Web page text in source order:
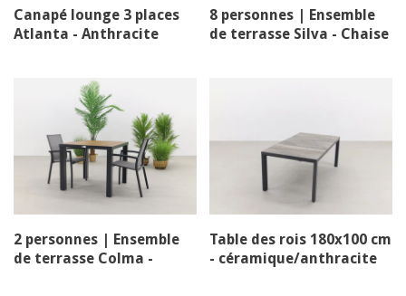
Canapé lounge 3 places
Atlanta - Anthracite
8 personnes | Ensemble
de terrasse Silva - Chaise
2 personnes | Ensemble
de terrasse Colma -
Table des rois 180x100 cm
- céramique/anthracite